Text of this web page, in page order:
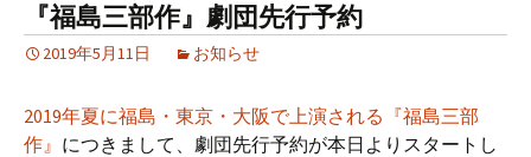
『福島三部作』劇団先行予約
2019年5月11日 お知らせ
2019年夏に福島・東京・大阪で上演される『福島三部
作』 につきまして、劇団先行予約が本日よりスタートし